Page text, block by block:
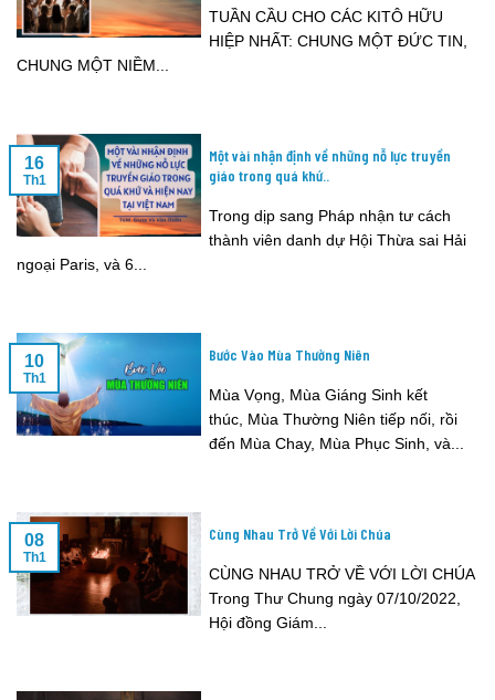
TUẦN CẦU CHO CÁC KITÔ HỮU
HIỆP NHẤT: CHUNG MỘT ĐỨC TIN,
CHUNG MỘT NIỀM...
Một vài nhận định về những nỗ lực truyền
giáo trong quá khứ..
Trong dịp sang Pháp nhận tư cách
thành viên danh dự Hội Thừa sai Hải
ngoại Paris, và 6...
16
Th1
Bước Vào Mùa Thường Niên
Mùa Vọng, Mùa Giáng Sinh kết
thúc, Mùa Thường Niên tiếp nối, rồi
đến Mùa Chay, Mùa Phục Sinh, và...
10
Th1
Cùng Nhau Trở Về Với Lời Chúa
CÙNG NHAU TRỞ VỀ VỚI LỜI CHÚA
Trong Thư Chung ngày 07/10/2022,
Hội đồng Giám...
08
Th1